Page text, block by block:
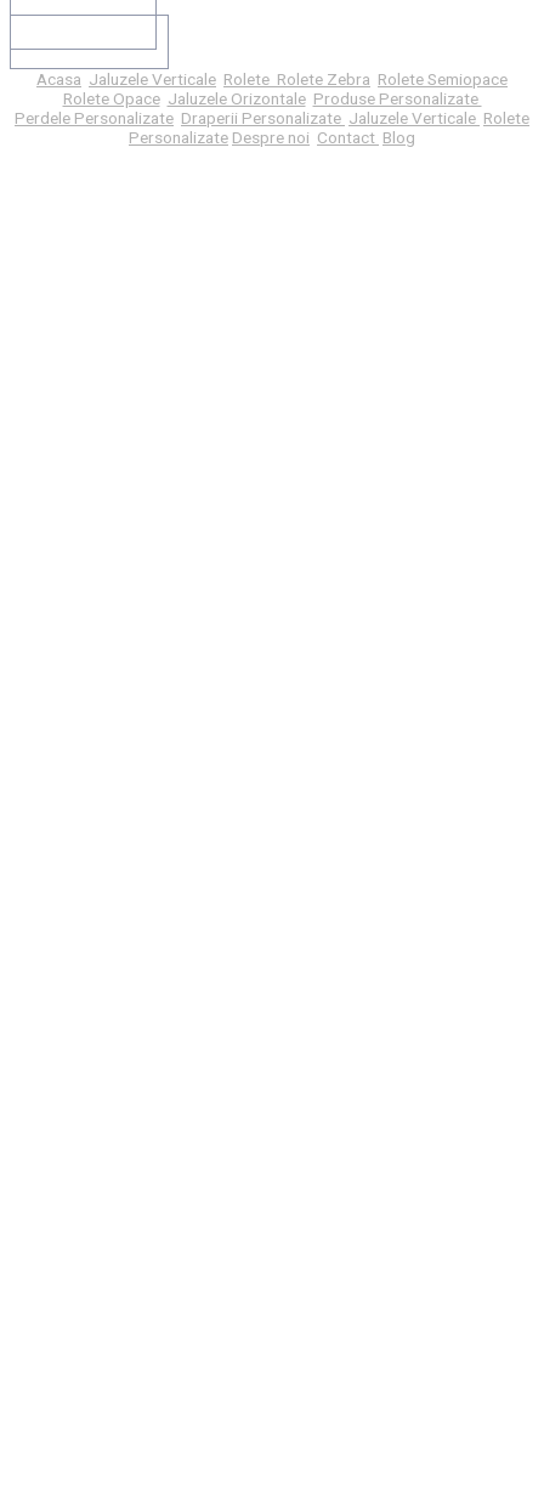
SUNA ACUM
Acasa Jaluzele Verticale Rolete Rolete Zebra Rolete Semiopace
Rolete Opace Jaluzele Orizontale Produse Personalizate
Perdele Personalizate Draperii Personalizate Jaluzele Verticale Rolete
Personalizate Despre noi Contact Blog